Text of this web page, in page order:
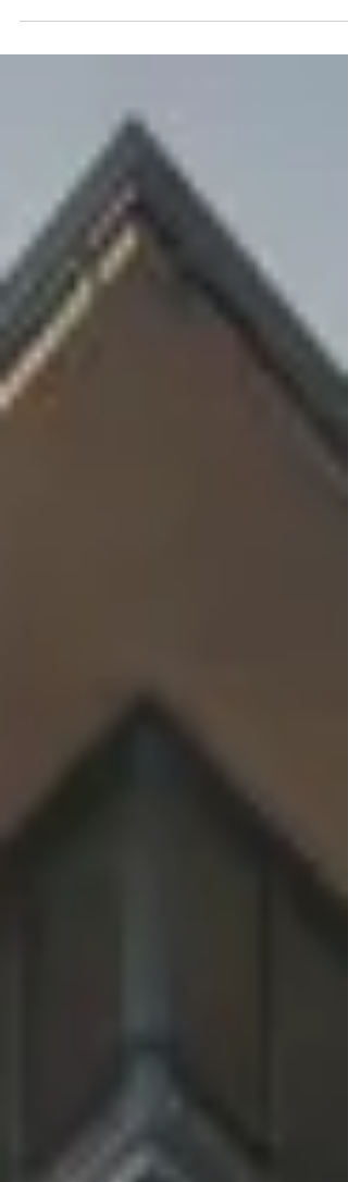
Így javítjuk az e-autózás élményét a
Schneider Electric